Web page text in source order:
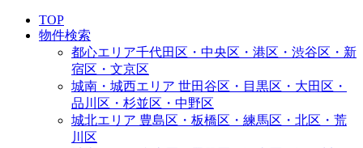
TOP
物件検索
都心エリア千代田区・中央区・港区・渋谷区・新
宿区・文京区
城南・城西エリア 世田谷区・目黒区・大田区・
品川区・杉並区・中野区
城北エリア 豊島区・板橋区・練馬区・北区・荒
川区